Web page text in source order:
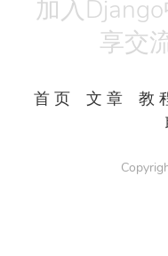
加入
享交
首 页 文 章 教